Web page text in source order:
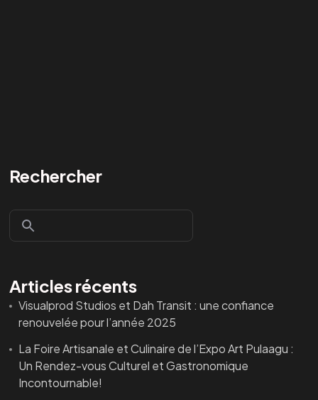
Rechercher
Articles récents
Visualprod Studios et Dah Transit : une confiance
renouvelée pour l’année 2025
La Foire Artisanale et Culinaire de l’Expo Art Pulaagu :
Un Rendez-vous Culturel et Gastronomique
Incontournable!